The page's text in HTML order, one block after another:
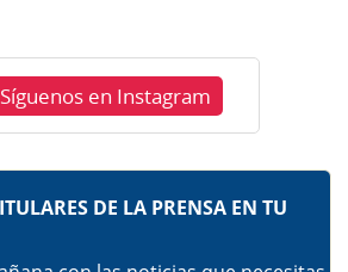
Síguenos en Instagram